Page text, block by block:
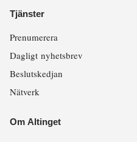
Tjänster
Prenumerera
Dagligt nyhetsbrev
Beslutskedjan
Nätverk
Om Altinget